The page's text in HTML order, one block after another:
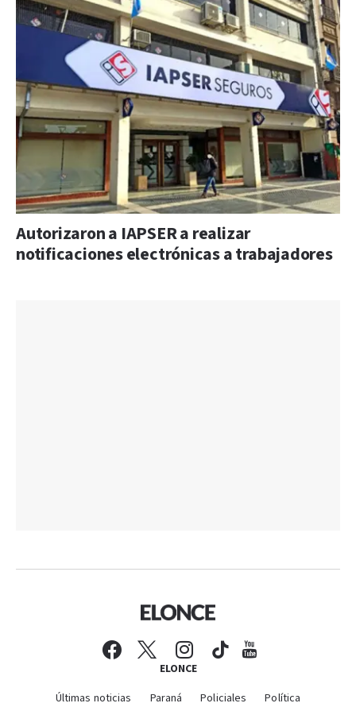
Autorizaron a IAPSER a realizar
notificaciones electrónicas a trabajadores
ELONCE
Últimas noticias Paraná Policiales Política